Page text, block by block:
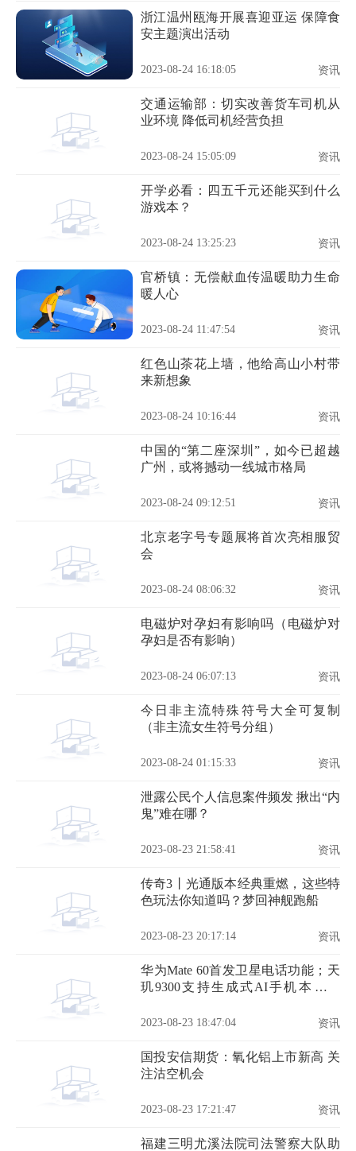
浙江温州瓯海开展喜迎亚运 保障食
安主题演出活动
2023-08-24 16:18:05 资讯
交通运输部：切实改善货车司机从
业环境 降低司机经营负担
2023-08-24 15:05:09 资讯
开学必看：四五千元还能买到什么
游戏本？
2023-08-24 13:25:23 资讯
官桥镇：无偿献血传温暖助力生命
暖人心
2023-08-24 11:47:54 资讯
红色山茶花上墙，他给高山小村带
来新想象
2023-08-24 10:16:44 资讯
中国的“第二座深圳”，如今已超越
广州，或将撼动一线城市格局
2023-08-24 09:12:51 资讯
北京老字号专题展将首次亮相服贸
会
2023-08-24 08:06:32 资讯
电磁炉对孕妇有影响吗（电磁炉对
孕妇是否有影响）
2023-08-24 06:07:13 资讯
今日非主流特殊符号大全可复制
（非主流女生符号分组）
2023-08-24 01:15:33 资讯
泄露公民个人信息案件频发 揪出“内
鬼”难在哪？
2023-08-23 21:58:41 资讯
传奇3丨光通版本经典重燃，这些特
色玩法你知道吗？梦回神舰跑船
2023-08-23 20:17:14 资讯
华为Mate 60首发卫星电话功能；天
玑9300支持生成式AI手机本地运
2023-08-23 18:47:04 资讯
国投安信期货：氧化铝上市新高 关
注沽空机会
2023-08-23 17:21:47 资讯
福建三明尤溪法院司法警察大队助